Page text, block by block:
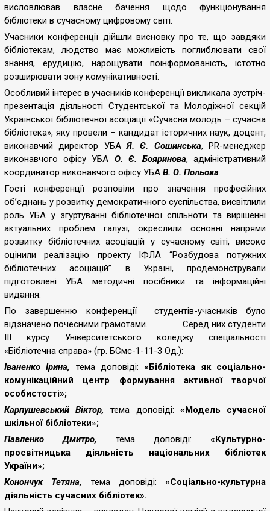
висловлював власне бачення щодо функціонування
бібліотеки в сучасному цифровому світі.
Учасники конференції дійшли висновку про те, що завдяки
бібліотекам, людство має можливість поглиблювати свої
знання, ерудицію, нарощувати поінформованість, істотно
розширювати зону комунікативності.
Особливий інтерес в учасників конференції викликала зустріч-
презентація діяльності Студентської та Молодіжної секцій
Української бібліотечної асоціації «Сучасна молодь – сучасна
бібліотека», яку провели – кандидат історичних наук, доцент,
виконавчий директор УБАЯ. Є. Сошинська,PR-менеджер
виконавчого офісу УБА О. Є. Бояринова, адміністративний
координатор виконавчого офісу УБА В. О. Польова.
Гості конференції розповіли про значення професійних
об’єднань у розвитку демократичного суспільства, висвітлили
роль УБА у згуртуванні бібліотечної спільноти та вирішенні
актуальних проблем галузі, окреслили основні напрями
розвитку бібліотечних асоціацій у сучасному світі, високо
оцінили реалізацію проекту ІФЛА “Розбудова потужних
бібліотечних асоціацій” в Україні, продемонстрували
підготовлені УБА методичні посібники та інформаційні
видання.
По завершенню конференції студентів-учасників було
відзначено почесними грамотами.
Серед них студенти
ІІІ курсу Університетського коледжу спеціальності
«Бібліотечна справа» (гр. БСмс-1-11-3 Од.):
Іваненко Ірина, тема доповіді:«Бібліотека як соціально-
комунікаційний центр формування активної творчої
особистості»;
Карпушевський Віктор,
тема доповіді: «Модель сучасної
шкільної бібліотеки»;
Павленко Дмитро, тема доповіді: «Культурно-
просвітницька діяльність національних бібліотек
України»;
Конончук Тетяна, тема доповіді: «Соціально-культурна
діяльність сучасних бібліотек».
Під
час
пленарного
засідання,
учасників
конференції
привітала
завідувач
Кафедри
реклами
та
зв’язків
з
громадськістю,
кандидат
педагогічних
наук
Галина
Василівна
Горбенко.
Із
побажаннями
успіхів
подальших
наукових
дослідженнях
перед
студентською
аудиторією
виступили
директор
бібліотеки
Вікторія
Анатоліївна
Зотова,
та
викладачі